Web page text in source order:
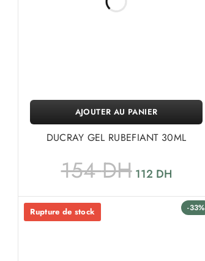
DUCRAY GEL RUBEFIANT 30ML
154DH 112 DH
AJOUTER AU PANIER
-33%
Rupture de stock